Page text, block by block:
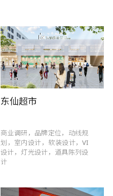
东仙超市
商业调研，品牌定位，动线规
划，室内设计，软装设计，VI
设计，灯光设计，道具陈列设
计